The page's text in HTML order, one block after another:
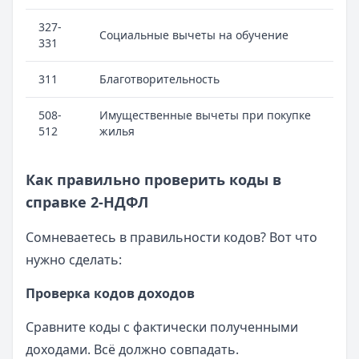
327-
331
Социальные вычеты на обучение
311 Благотворительность
508-
512
Имущественные вычеты при покупке
жилья
Как правильно проверить коды в
справке 2-НДФЛ
Сомневаетесь в правильности кодов? Вот что
нужно сделать:
Проверка кодов доходов
Сравните коды с фактически полученными
доходами. Всё должно совпадать.